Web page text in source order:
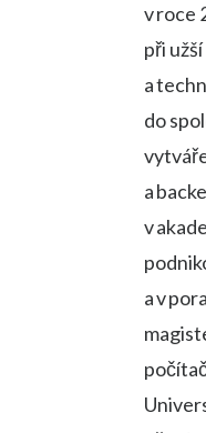
v roce
při
a
do
a
v
a v